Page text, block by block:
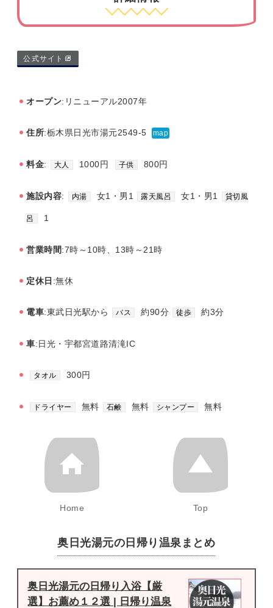
公式サイト
オープン:リニューアル2007年
住所:栃木県日光市湯元2549-5 map
料金: 大人 1000円 子供 800円
施設内容: 内湯 女1・男1 露天風呂 女1・男1 貸切風
呂 1
営業時間:7時～10時、13時～21時
定休日 :無休
電車:東武日光駅から バス 約90分 徒歩 約3分
車:日光・宇都宮道路清滝IC
タオル 300円
ドライヤー 無料 石鹸 無料 シャンプー 無料
Home Top
奥日光湯元の日帰り温泉まとめ
奥日光湯元の日帰り入浴【厳
選】お薦め１２選 | 日帰り温泉